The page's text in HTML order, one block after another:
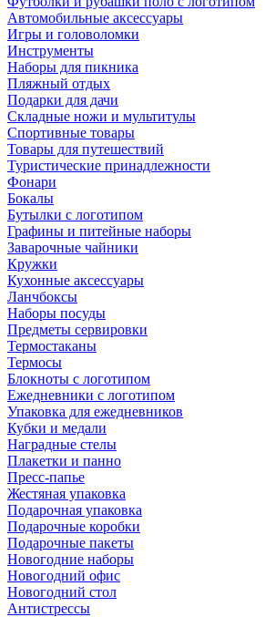
Автомобильные аксессуары
Игры и головоломки
Инструменты
Наборы для пикника
Пляжный отдых
Подарки для дачи
Складные ножи и мультитулы
Спортивные товары
Товары для путешествий
Туристические принадлежности
Фонари
Бокалы
Бутылки с логотипом
Графины и питейные наборы
Заварочные чайники
Кружки
Кухонные аксессуары
Ланчбоксы
Наборы посуды
Предметы сервировки
Термостаканы
Термосы
Блокноты с логотипом
Ежедневники с логотипом
Упаковка для ежедневников
Кубки и медали
Наградные стелы
Плакетки и панно
Пресс-папье
Жестяная упаковка
Подарочная упаковка
Подарочные коробки
Подарочные пакеты
Новогодние наборы
Новогодний офис
Новогодний стол
Антистрессы